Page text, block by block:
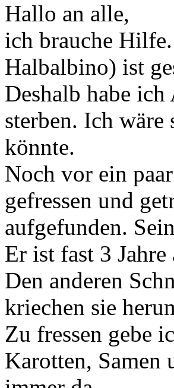
Hallo an alle,
ich brauche
Halbalbino) ist
Deshalb habe ich
sterben. Ich
könnte.
Noch vor ein
gefressen und
aufgefunden.
Er ist fast 3
Den anderen
kriechen sie
Zu fressen gebe
Karotten, Samen